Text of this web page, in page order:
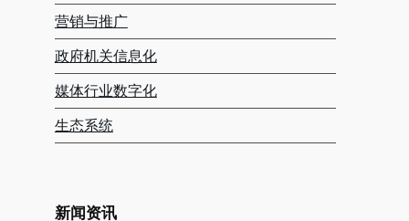
营销与推广
政府机关信息化
媒体行业数字化
生态系统
新闻资讯